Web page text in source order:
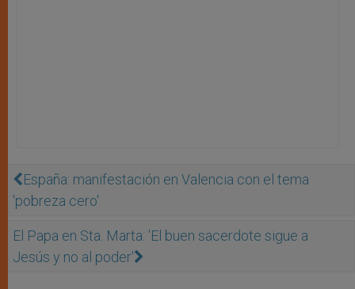
España: manifestación en Valencia con el tema
'pobreza cero'
El Papa en Sta. Marta: 'El buen sacerdote sigue a
Jesús y no al poder'